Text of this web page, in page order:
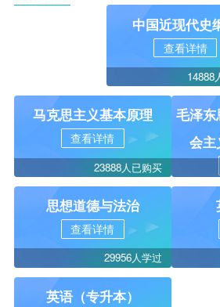
中国近现代史
查看详情
14888
马克思主义基本原理
查看详情
23888人已购买
毛泽
会
思想道德与法治
查看详情
29956人学过
英语（专升本）